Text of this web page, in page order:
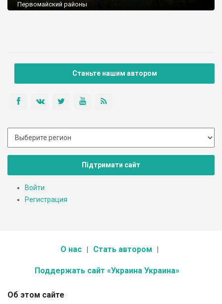
Первомайский районы
Задонецкое, ул. Курортная, 156
E-mail: gomolsha@yandex.ruСтаньте нашим автором
Підтримати сайт
Войти
Регистрация
О нас Стать автором
Поддержать сайт «Украина Украина»
Об этом сайте